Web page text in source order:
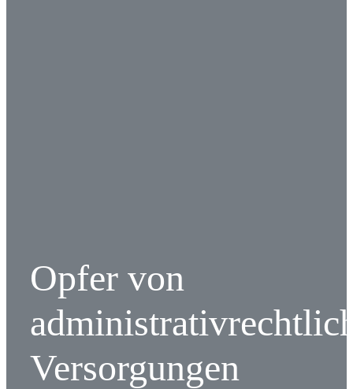
Opfer von
Versorgungen